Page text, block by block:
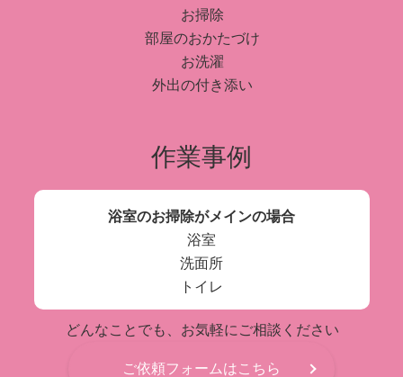
お掃除
部屋のおかたづけ
お洗濯
外出の付き添い
作業事例
浴室のお掃除がメインの場合
浴室
洗面所
トイレ
どんなことでも、お気軽にご相談ください
ご依頼フォームはこちら